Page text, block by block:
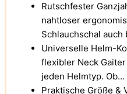
Rutschfester
nahtloser
Schlauchschal
Universelle Helm-
flexibler Neck
jeden Helmtyp. Ob...
Praktische Größe &